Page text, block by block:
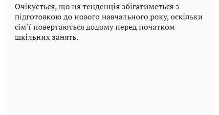
Очікується, що ця тенденція збігатиметься з
підготовкою до нового навчального року, оскільки
сім'ї повертаються додому перед початком
шкільних занять.